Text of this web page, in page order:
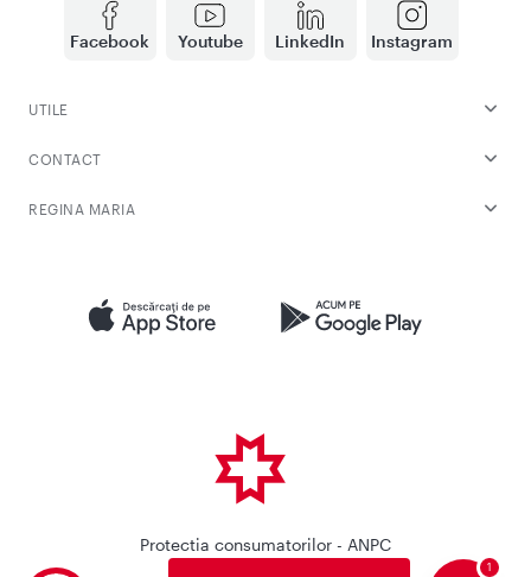
Facebook Youtube LinkedIn Instagram
UTILE
CONTACT
REGINA MARIA
Protectia consumatorilor - ANPC